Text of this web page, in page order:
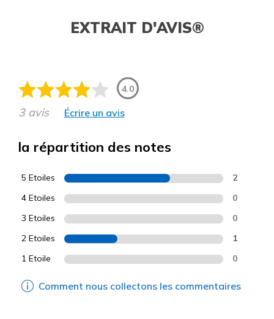
EXTRAIT D'AVIS®
4.0
3 avis Écrire un avis
la répartition des notes
5 Etoiles 2
4 Etoiles 0
3 Etoiles 0
2 Etoiles 1
1 Etoile 0
Comment nous collectons les commentaires